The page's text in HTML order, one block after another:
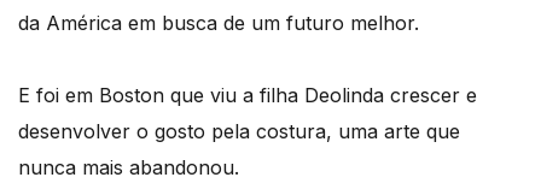
da América em busca de um futuro melhor.
E foi em Boston que viu a filha Deolinda crescer e
desenvolver o gosto pela costura, uma arte que
nunca mais abandonou.